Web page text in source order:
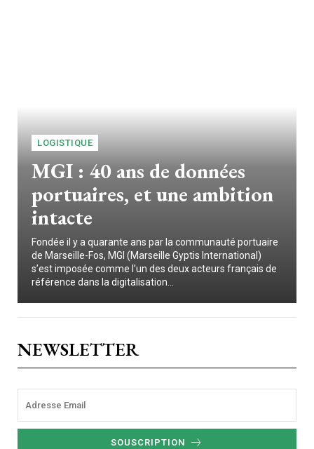
LOGISTIQUE
MGI : 40 ans de données
portuaires, et une ambition
intacte
Fondée il y a quarante ans par la communauté portuaire
de Marseille-Fos, MGI (Marseille Gyptis International)
s’est imposée comme l’un des deux acteurs français de
référence dans la digitalisation...
NEWSLETTER
SOUSCRIPTION